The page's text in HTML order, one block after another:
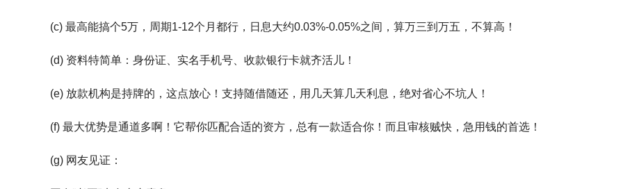
(c) 最高能搞个5万，周期1-12个月都行，日息大约0.03%-0.05%之间，算万三到万五，不算高！
(d) 资料特简单：身份证、实名手机号、收款银行卡就齐活儿！
(e) 放款机构是持牌的，这点放心！支持随借随还，用几天算几天利息，绝对省心不坑人！
(f) 最大优势是通道多啊！它帮你匹配合适的资方，总有一款适合你！而且审核贼快，急用钱的首选！
(g) 网友见证：